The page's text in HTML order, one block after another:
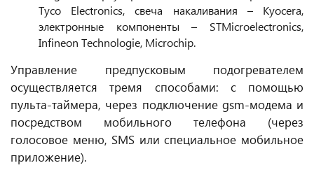
Tyco Electronics, свеча накаливания – Kyocera,
электронные компоненты – STMicroelectronics,
Infineon Technologie, Microchip.
Управление предпусковым подогревателем
осуществляется тремя способами: с помощью
пульта-таймера, через подключение gsm-модема и
посредством мобильного телефона (через
голосовое меню, SMS или специальное мобильное
приложение).